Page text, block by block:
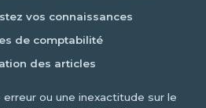
vos connaissances
de comptabilité
des articles
ou une inexactitude sur le